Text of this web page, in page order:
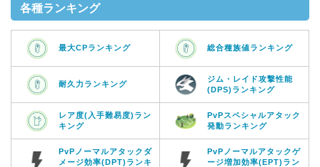
各種ランキング
最大CPランキング 総合種族値ランキング
耐久力ランキング
ジム・レイド攻撃性能
(DPS)ランキング
レア度(入手難易度)ラン
キング
PvPスペシャルアタック
発動ランキング
PvPノーマルアタックダ
メージ効率(DPT)ランキ
PvPノーマルアタックゲ
ージ増加効率(EPT)ラン